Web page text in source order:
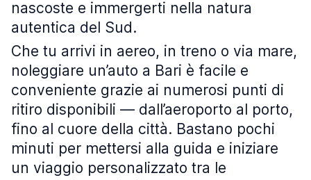
nascoste e immergerti nella natura
autentica del Sud.
Che tu arrivi in aereo, in treno o via mare,
noleggiare un’auto a Bari è facile e
conveniente grazie ai numerosi punti di
ritiro disponibili — dall’aeroporto al porto,
fino al cuore della città. Bastano pochi
minuti per mettersi alla guida e iniziare
un viaggio personalizzato tra le